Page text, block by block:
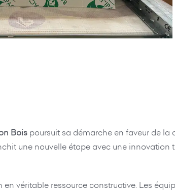
Boispoursuit sa démarche en faveur de la
une nouvelle étape avec une innovation
véritable ressource constructive. Les